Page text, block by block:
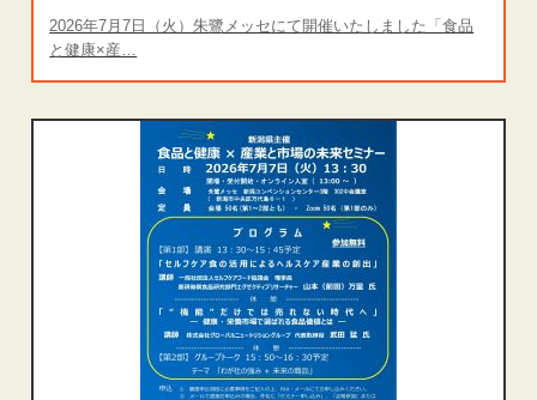
2026年7月7日（火）朱鷺メッセにて開催いたしました「食品
と健康×産…